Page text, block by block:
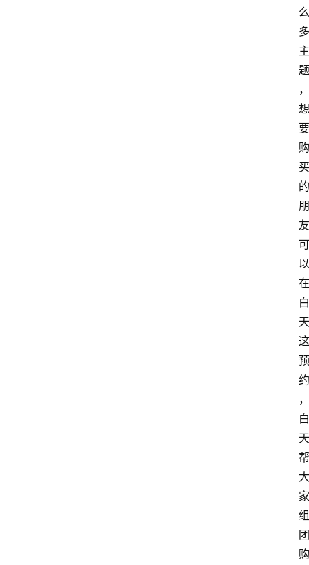
么
多
主
题
，
想
要
购
买
的
朋
友
可
以
在
白
天
这
预
约
，
白
天
帮
大
家
组
团
购